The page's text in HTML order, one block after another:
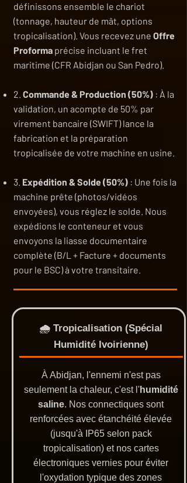
définissons ensemble le chariot
(tonnage, hauteur de mât, options
tropicalisation). Vous recevez une Offre
Proformaprécise incluant le fret
maritime (CFR Abidjan ou San Pedro).
2. Commande & Production (50%): À la
validation, un acompte de 50% par
virement bancaire (SWIFT) lance la
fabrication et la préparation
tropicalisée de votre machine en usine.
3. Expédition & Solde (50%): Une fois la
machine prête (photos/vidéos
envoyées), vous réglez le solde. Nous
expédions le conteneur et vous
envoyons la liasse documentaire
complète (B/L + Facture + documents
pour le BSC) à votre transitaire.
🌧️ Tropicalisation (Spécial
Humidité Ivoirienne)
À Abidjan, l'ennemi n'est pas
seulement la chaleur, c'est l'humidité
saline. Nos connectiques sont
renforcées avec étanchéité élevée
(jusqu'à IP65 selon pack
tropicalisation) et nos cartes
électroniques vernies pour éviter
l'oxydation typique des zones